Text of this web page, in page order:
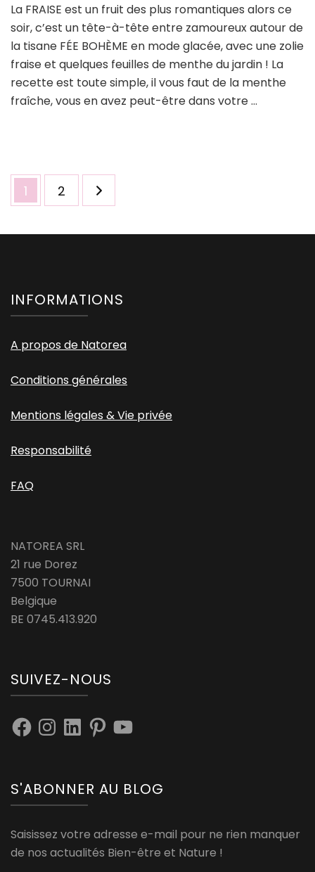
fraise
et
menthe
amoureux…
La FRAISE est un fruit des plus romantiques alors ce
soir, c’est un tête-à-tête entre zamoureux autour de
la tisane FÉE BOHÈME en mode glacée, avec une zolie
fraise et quelques feuilles de menthe du jardin ! La
recette est toute simple, il vous faut de la menthe
fraîche, vous en avez peut-être dans votre …
Pagination
des
Page
1 Page
2
INFORMATIONS
A propos de Natorea
Conditions générales
Mentions légales & Vie privée
Responsabilité
FAQ
NATOREA SRL
21 rue Dorez
7500 TOURNAI
Belgique
BE 0745.413.920
SUIVEZ-NOUS
FacebookInstagram
LinkedInPinterestYouTube
S'ABONNER AU BLOG
Saisissez votre adresse e-mail pour ne rien manquer
de nos actualités Bien-être et Nature !